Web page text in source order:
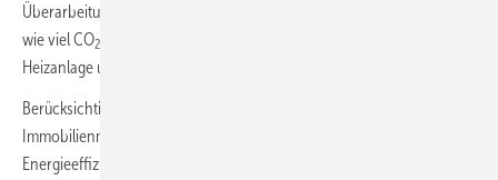
Überarbeitung war, dass Mieter nur bedingt Einfluss darauf haben,
wie viel CO2
Heizanlage und Wärmedämmung Vermietersache sind.
Berücksichtigt man die aktuelle Studie „Sanierungsbedarf am
Immobilienmarkt“, in der lediglich jeder vierte Vermieter angab, die
Energieeffizienzklasse der eigenen Immobilie zu kennen. Dies zeigt,